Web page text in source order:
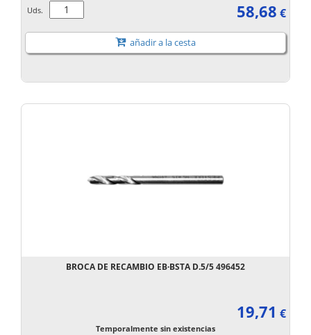
Uds. 58,68 €
añadir a la cesta
BROCA DE RECAMBIO EB·BSTA D.5/5 496452
19,71 €
Temporalmente sin existencias